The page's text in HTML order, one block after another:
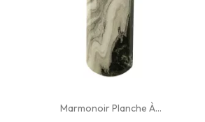
Marmonoir Planche À...